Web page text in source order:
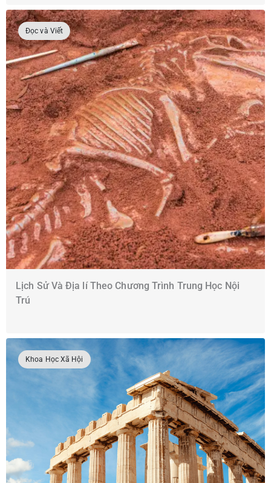
Đọc và Viết
Lịch Sử Và Địa lí Theo Chương Trình Trung Học Nội
Trú
Khoa Học Xã Hội